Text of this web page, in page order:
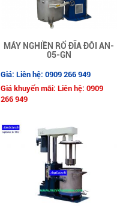
MÁY NGHIỀN RỔ ĐĨA ĐÔI AN-
05-GN
Giá: Liên hệ: 0909 266 949
Giá khuyến mãi: Liên hệ: 0909
266 949